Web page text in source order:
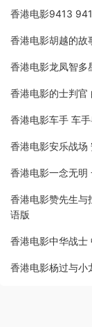
香港电影9413
香港电影胡越的故
香港电影龙凤智多
香港电影的士判官
香港电影车手 车
香港电影安乐战场
香港电影一念无明
香港电影赞先生与
语版
香港电影中华战士
香港电影杨过与小